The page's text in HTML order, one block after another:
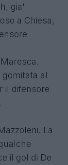
gia'
a Chiesa,
al
il difensore
La
il gol di De